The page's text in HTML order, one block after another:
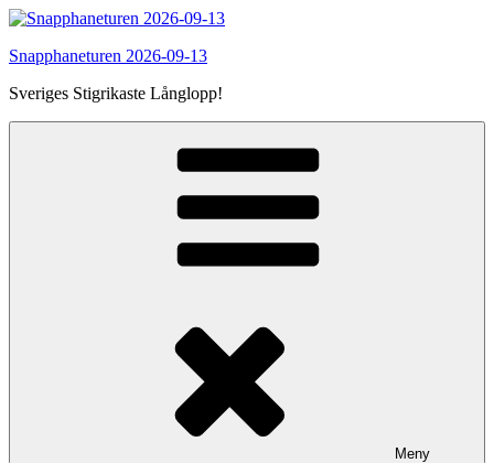
Hoppa
innehåll
Snapphaneturen 2026-09-13
Sveriges Stigrikaste Långlopp!
Meny